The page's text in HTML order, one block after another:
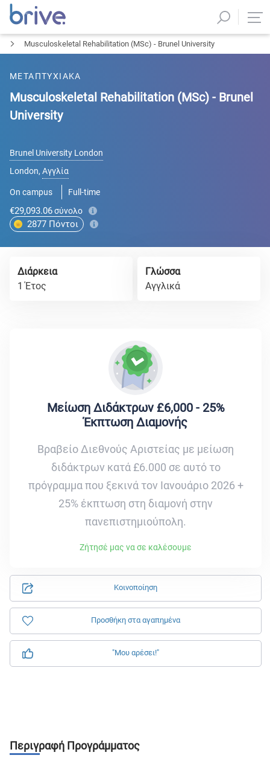
Musculoskeletal Rehabilitation (MSc) - Brunel University
ΜΕΤΑΠΤΥΧΙΑΚΑ
Musculoskeletal Rehabilitation (MSc) - Brunel
University
Brunel University London
London, Αγγλία
On campus Full-time
€29,093.06σύνολο
2877 Πόντοι
Κοινοποίηση
Προσθήκη στα αγαπημένα
"Μου αρέσει!"
Διάρκεια
1 Έτος
Γλώσσα
Αγγλικά
Μείωση Διδάκτρων £6,000 - 25%
Έκπτωση Διαμονής
Βραβείο Διεθνούς Αριστείας με μείωση
διδάκτρων κατά £6.000 σε αυτό το
πρόγραμμα που ξεκινά τον Ιανουάριο 2026 +
25% έκπτωση στη διαμονή στην
πανεπιστημιούπολη.
Ζήτησέ μας να σε καλέσουμε
Περιγραφή Προγράμματος